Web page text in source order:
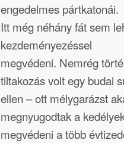
engedelmes pártkatonái.
Itt még néhány fát sem
kezdeményezéssel
megvédeni. Nemrég
tiltakozás volt egy budai
ellen – ott mélygarázst
megnyugodtak a
megvédeni a több